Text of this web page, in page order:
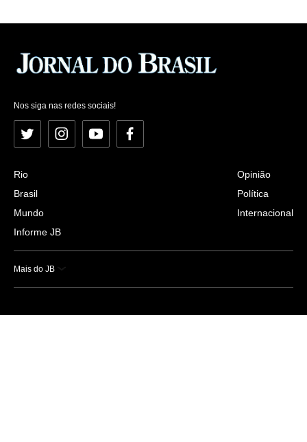
Nos siga nas redes sociais!
Twitter InstagramYouTubeFacebook
Rio
Brasil
Mundo
Informe JB
Opinião
Política
Internacional
Mais do JB
Esportes